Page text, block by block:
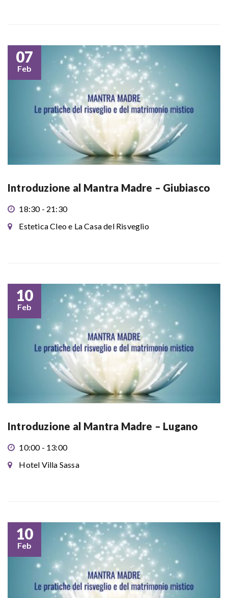
07
Feb
Introduzione al Mantra Madre – Giubiasco
18:30 - 21:30
Estetica Cleo e La Casa del Risveglio
10
Feb
Introduzione al Mantra Madre – Lugano
10:00 - 13:00
Hotel Villa Sassa
10
Feb